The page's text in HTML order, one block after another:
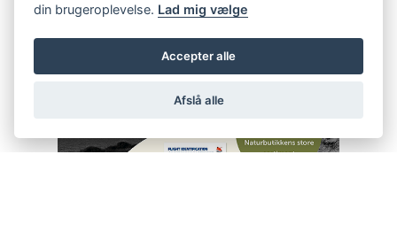
din brugeroplevelse. Lad mig vælge
Accepter alle
Afslå alle